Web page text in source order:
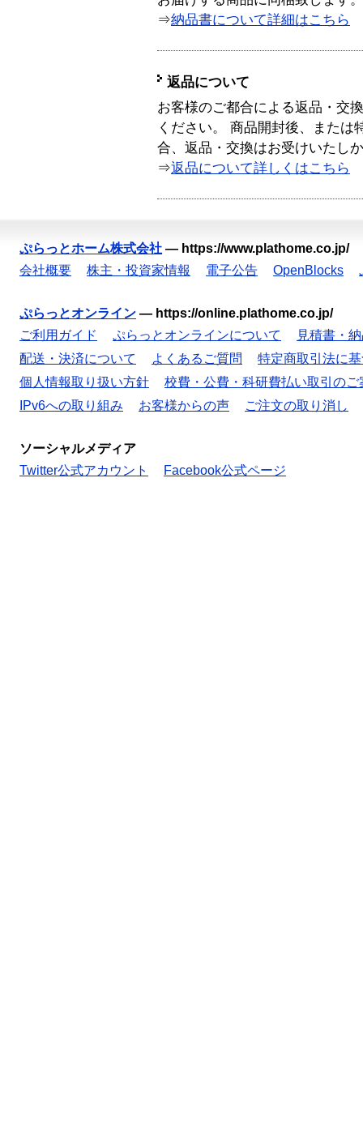
⇒納品書について詳細はこちら
返品について
お客様のご都合による返品・交
ください。 商品開封後、または
合、返品・交換はお受けいたし
⇒返品について詳しくはこちら
ぷらっとホーム株式会社 — https://www.plathome.co.jp/
会社概要
株主・投資家情報 電子公告 OpenBlocks
ぷらっとオンライン — https://online.plathome.co.jp/
ご利用ガイド
ぷらっとオンラインについて
見積書・
配送・決済について
よくあるご質問
特定商取引法に
個人情報取り扱い方針
校費・公費・科研費払い取引のご
IPv6への取り組み
お客様からの声 ご注文の取り消し
ソーシャルメディア
Twitter公式アカウント
Facebook公式ページ